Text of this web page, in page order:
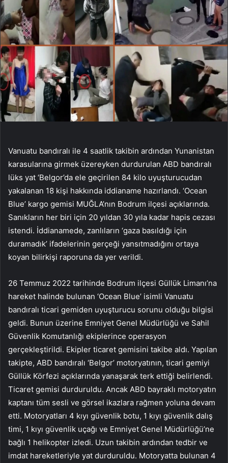
Vanuatu bandıralı ile 4 saatlik takibin ardından Yunanistan
karasularına girmek üzereyken durdurulan ABD bandıralı
lüks yat ‘Belgor’da ele geçirilen 84 kilo uyuşturucudan
yakalanan 18 kişi hakkında iddianame hazırlandı. ‘Ocean
Blue’ kargo gemisi MUĞLA’nın Bodrum ilçesi açıklarında.
Sanıkların her biri için 20 yıldan 30 yıla kadar hapis cezası
istendi. İddianamede, zanlıların ‘gaza basıldığı için
duramadık’ ifadelerinin gerçeği yansıtmadığını ortaya
koyan bilirkişi raporuna da yer verildi.
26 Temmuz 2022 tarihinde Bodrum ilçesi Güllük Limanı’na
hareket halinde bulunan ‘Ocean Blue’ isimli Vanuatu
bandıralı ticari gemiden uyuşturucu sorunu olduğu bilgisi
geldi. Bunun üzerine Emniyet Genel Müdürlüğü ve Sahil
Güvenlik Komutanlığı ekiplerince operasyon
gerçekleştirildi. Ekipler ticaret gemisini takibe aldı. Yapılan
takipte, ABD bandıralı ‘Belgor’ motoryatının, ticari gemiyi
Güllük Körfezi açıklarında yanaşarak terk ettiği belirlendi.
Ticaret gemisi durduruldu. Ancak ABD bayraklı motoryatın
kaptanı tüm sesli ve görsel ikazlara rağmen yoluna devam
etti. Motoryatları 4 kıyı güvenlik botu, 1 kıyı güvenlik dalış
timi, 1 kıyı güvenlik uçağı ve Emniyet Genel Müdürlüğü’ne
bağlı 1 helikopter izledi. Uzun takibin ardından tedbir ve
imdat hareketleriyle yat durduruldu. Motoryatta bulunan 4